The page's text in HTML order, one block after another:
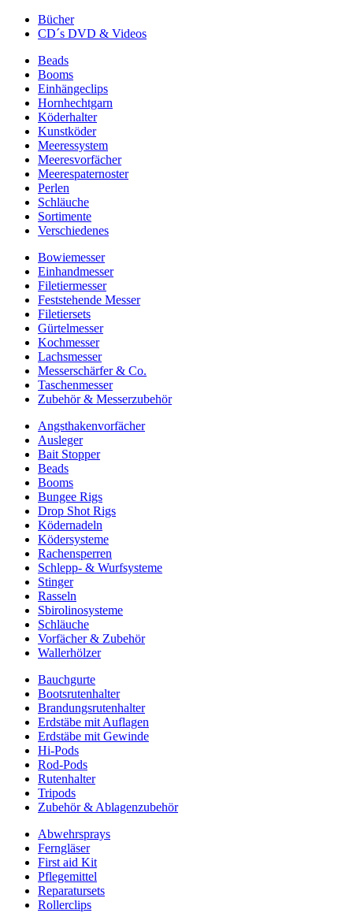
Bücher
CD´s DVD & Videos
Beads
Booms
Einhängeclips
Hornhechtgarn
Köderhalter
Kunstköder
Meeressystem
Meeresvorfächer
Meerespaternoster
Perlen
Schläuche
Sortimente
Verschiedenes
Bowiemesser
Einhandmesser
Filetiermesser
Feststehende Messer
Filetiersets
Gürtelmesser
Kochmesser
Lachsmesser
Messerschärfer & Co.
Taschenmesser
Zubehör & Messerzubehör
Angsthakenvorfächer
Ausleger
Bait Stopper
Beads
Booms
Bungee Rigs
Drop Shot Rigs
Ködernadeln
Ködersysteme
Rachensperren
Schlepp- & Wurfsysteme
Stinger
Rasseln
Sbirolinosysteme
Schläuche
Vorfächer & Zubehör
Wallerhölzer
Bauchgurte
Bootsrutenhalter
Brandungsrutenhalter
Erdstäbe mit Auflagen
Erdstäbe mit Gewinde
Hi-Pods
Rod-Pods
Rutenhalter
Tripods
Zubehör & Ablagenzubehör
Abwehrsprays
Ferngläser
First aid Kit
Pflegemittel
Reparatursets
Rollerclips